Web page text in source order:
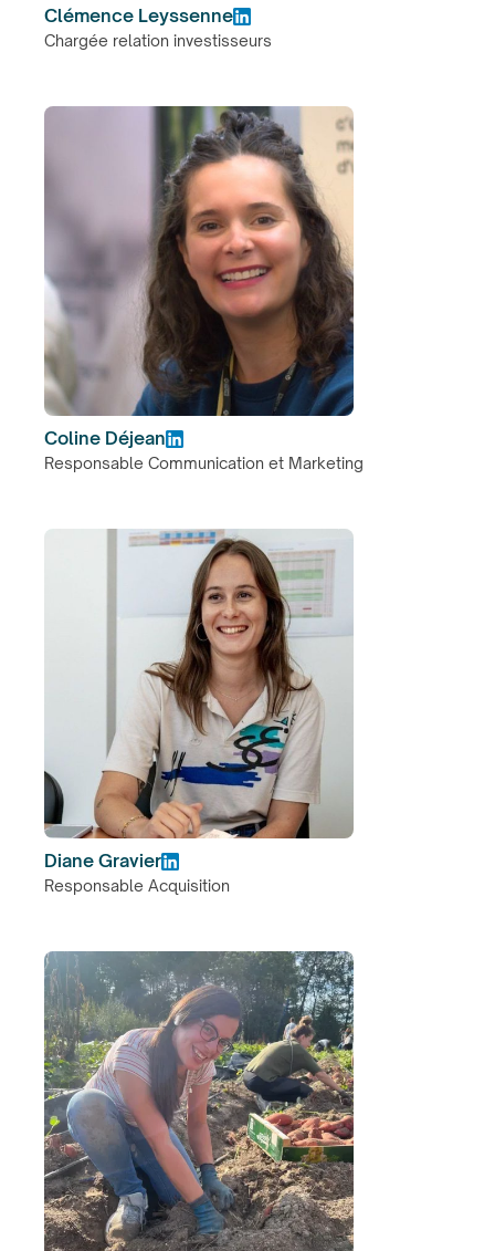
Clémence Leyssenne
Chargée relation investisseurs
Coline Déjean
Responsable Communication et Marketing
Diane Gravier
Responsable Acquisition